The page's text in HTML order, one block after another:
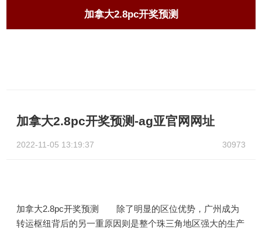
加拿大2.8pc开奖预测
加拿大2.8pc开奖预测-ag亚官网网址
2022-11-05 13:19:37 30973
加拿大2.8pc开奖预测 除了明显的区位优势，广州成为
转运枢纽背后的另一重原因则是整个珠三角地区强大的生产